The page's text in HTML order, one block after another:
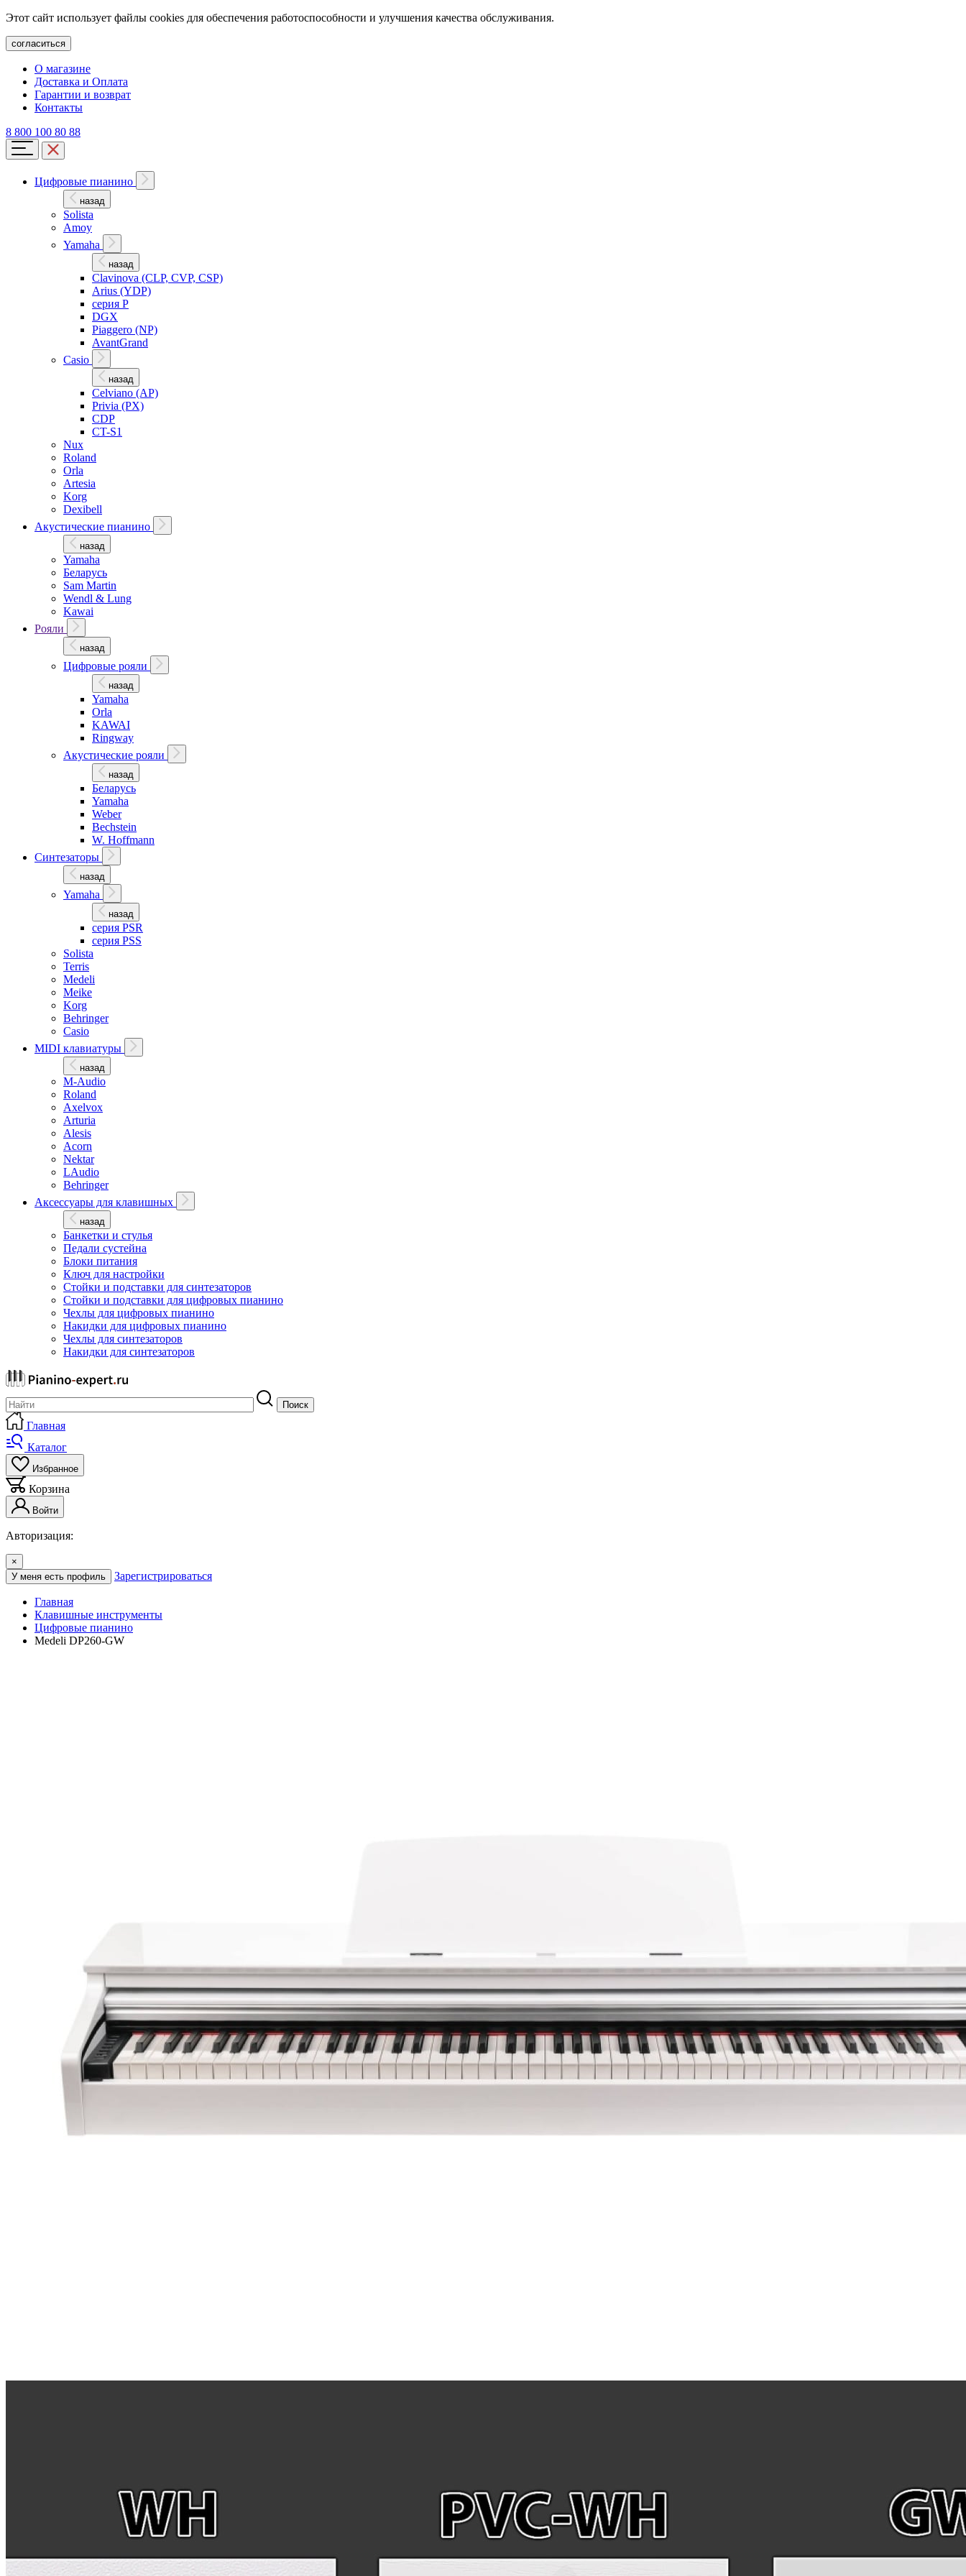
Этот сайт использует файлы cookies для обеспечения работоспособности и улучшения качества обслуживания.
согласиться
О магазине
Доставка и Оплата
Гарантии и возврат
Контакты
8 800 100 80 88
Цифровые пианино
назад
Solista
Amoy
Yamaha
назад
Clavinova (CLP, CVP, CSP)
Arius (YDP)
серия P
DGX
Piaggero (NP)
AvantGrand
Casio
назад
Celviano (AP)
Privia (PX)
CDP
CT-S1
Nux
Roland
Orla
Artesia
Korg
Dexibell
Акустические пианино
назад
Yamaha
Беларусь
Sam Martin
Wendl & Lung
Kawai
Рояли
назад
Цифровые рояли
назад
Yamaha
Orla
KAWAI
Ringway
Акустические рояли
назад
Беларусь
Yamaha
Weber
Bechstein
W. Hoffmann
Синтезаторы
назад
Yamaha
назад
серия PSR
серия PSS
Solista
Terris
Medeli
Meike
Korg
Behringer
Casio
MIDI клавиатуры
назад
M-Audio
Roland
Axelvox
Arturia
Alesis
Acorn
Nektar
LAudio
Behringer
Аксессуары для клавишных
назад
Банкетки и стулья
Педали сустейна
Блоки питания
Ключ для настройки
Стойки и подставки для синтезаторов
Стойки и подставки для цифровых пианино
Чехлы для цифровых пианино
Накидки для цифровых пианино
Чехлы для синтезаторов
Накидки для синтезаторов
Поиск
Главная
Каталог
Избранное
Корзина
Войти
Авторизация:
×
У меня есть профиль
Зарегистрироваться
Главная
Клавишные инструменты
Цифровые пианино
Medeli DP260-GW